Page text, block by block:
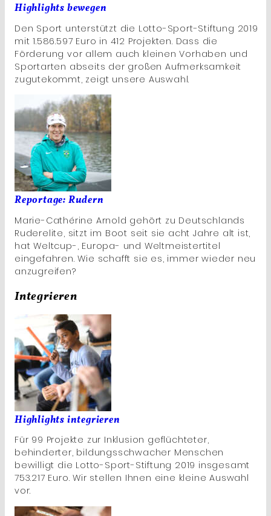
Highlights bewegen
Den Sport unterstützt die Lotto-Sport-Stiftung 2019
mit 1.586.597 Euro in 412 Projekten. Dass die
Förderung vor allem auch kleinen Vorhaben und
Sportarten abseits der großen Aufmerksamkeit
zugutekommt, zeigt unsere Auswahl.
Reportage: Rudern
Marie-Cathérine Arnold gehört zu Deutschlands
Ruderelite, sitzt im Boot seit sie acht Jahre alt ist,
hat Weltcup-, Europa- und Weltmeistertitel
eingefahren. Wie schafft sie es, immer wieder neu
anzugreifen?
Integrieren
Highlights integrieren
Für 99 Projekte zur Inklusion geflüchteter,
behinderter, bildungsschwacher Menschen
bewilligt die Lotto-Sport-Stiftung 2019 insgesamt
753.217 Euro. Wir stellen Ihnen eine kleine Auswahl
vor.